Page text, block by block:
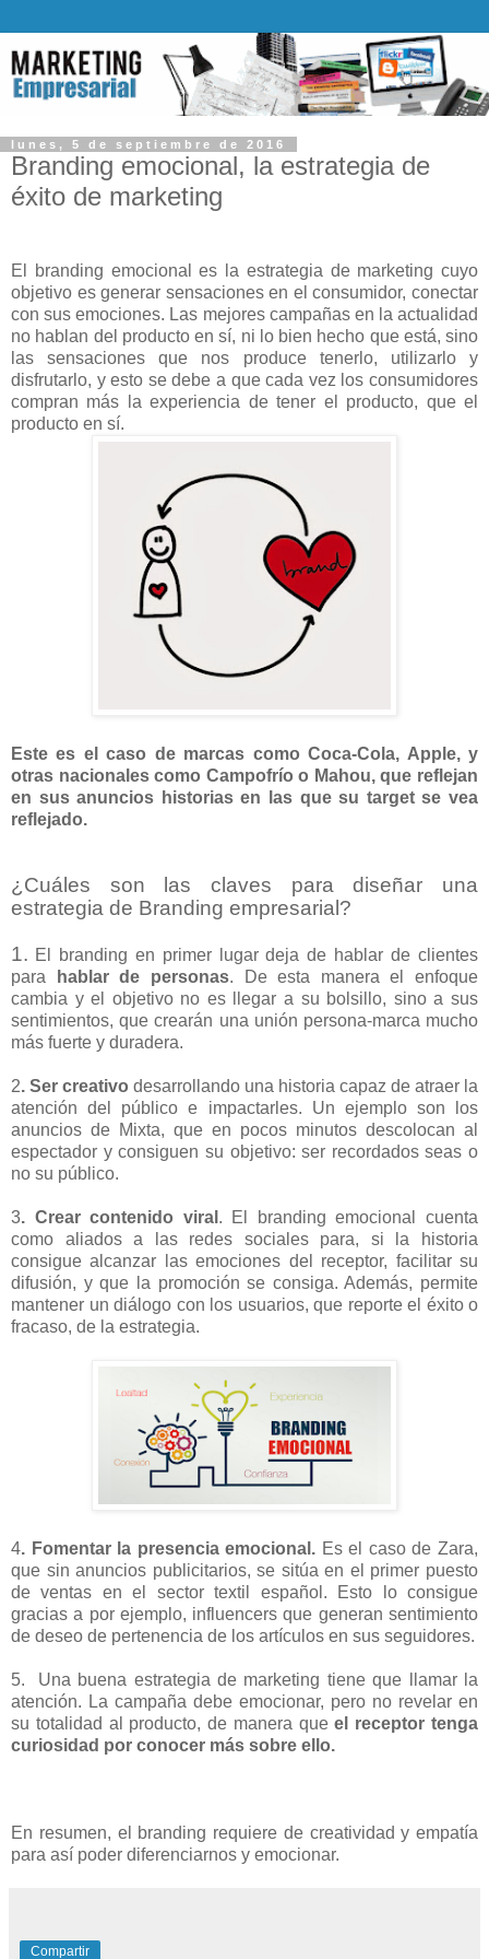
lunes, 5 de septiembre de 2016
Branding emocional, la estrategia de
éxito de marketing
El branding emocional es la estrategia de marketing cuyo
objetivo es generar sensaciones en el consumidor, conectar
con sus emociones. Las mejores campañas en la actualidad
no hablan del producto en sí, ni lo bien hecho que está, sino
las sensaciones que nos produce tenerlo, utilizarlo y
disfrutarlo, y esto se debe a que cada vez los consumidores
compran más la experiencia de tener el producto, que el
producto en sí.
Este es el caso de marcas como Coca-Cola, Apple, y
otras nacionales como Campofrío o Mahou, que reflejan
en sus anuncios historias en las que su target se vea
reflejado.
¿Cuáles son las claves para diseñar una
estrategia de Branding empresarial?
1. El branding en primer lugar deja de hablar de clientes
para
hablar de personas. De esta manera el enfoque
cambia y el objetivo no es llegar a su bolsillo, sino a sus
sentimientos, que crearán una unión persona-marca mucho
más fuerte y duradera.
2. Ser creativo desarrollando una historia capaz de atraer la
atención del público e impactarles. Un ejemplo son los
anuncios de Mixta, que en pocos minutos descolocan al
espectador y consiguen su objetivo: ser recordados seas o
no su público.
3. Crear contenido viral . El branding emocional cuenta
como aliados a las redes sociales para, si la historia
consigue alcanzar las emociones del receptor, facilitar su
difusión, y que la promoción se consiga. Además, permite
mantener un diálogo con los usuarios, que reporte el éxito o
fracaso, de la estrategia.
4. Fomentar la presencia emocional. Es el caso de Zara,
que sin anuncios publicitarios, se sitúa en el primer puesto
de ventas en el sector textil español. Esto lo consigue
gracias a por ejemplo, influencers que generan sentimiento
de deseo de pertenencia de los artículos en sus seguidores.
5.
Una buena estrategia de marketing tiene que llamar la
atención. La campaña debe emocionar, pero no revelar en
su totalidad al producto, de manera queel receptor tenga
curiosidad por conocer más sobre ello.
En resumen, el branding requiere de creatividad y empatía
para así poder diferenciarnos y emocionar.
Compartir